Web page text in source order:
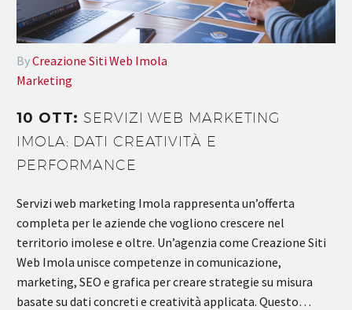
ByCreazione Siti Web Imola
Marketing
10 OTT: SERVIZI WEB MARKETING
IMOLA: DATI CREATIVITÀ E
PERFORMANCE
Servizi web marketing Imola rappresenta un’offerta
completa per le aziende che vogliono crescere nel
territorio imolese e oltre. Un’agenzia come Creazione Siti
Web Imola unisce competenze in comunicazione,
marketing, SEO e grafica per creare strategie su misura
basate su dati concreti e creatività applicata. Questo…